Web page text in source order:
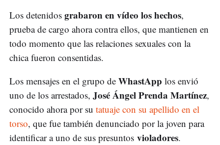
Los detenidos grabaron en vídeo los hechos,
prueba de cargo ahora contra ellos, que mantienen en
todo momento que las relaciones sexuales con la
chica fueron consentidas.
Los mensajes en el grupo de WhastApp los envió
uno de los arrestados, José Ángel Prenda Martínez,
conocido ahora por su tatuaje con su apellido en el
torso, que fue también denunciado por la joven para
identificar a uno de sus presuntos violadores.